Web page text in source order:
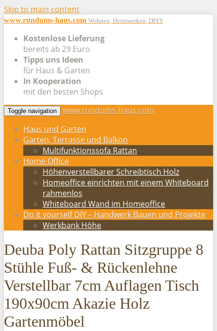
Skip to main content
www.rundums-haus.com Wohnen, Heimwerken, DIYS
Kostenlose Lieferung
bereits ab 29 Euro
Tipps uns Ideen
für Haus & Garten
In Kooperation
mit den besten Shops
Toggle navigation
www.rundums-haus.com
Haus und Garten
Garten, Terrasse und Balkon
Multifunktionssofa Rattan
Home Office
Höhenverstellbarer Schreibtisch Holz
Homeoffice einrichten mit einem Whiteboard
rahmenlos
Whiteboard Wand im Homeoffice
Do it yourself DIY – Handwerk Bauen und Projekte
Werkbank Höhe
Deuba Poly Rattan Sitzgruppe 8
Stühle Fuß- & Rückenlehne
Verstellbar 7cm Auflagen Tisch
190x90cm Akazie Holz
Gartenmöbel